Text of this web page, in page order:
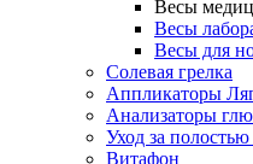
Весы
Весы
Весы для
Солевая грелка
Аппликаторы
Анализаторы
Уход за полостью
Витафон